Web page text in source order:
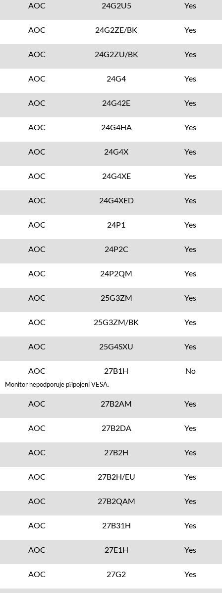
AOC 24G2U5 Yes
AOC 24G2ZE/BK Yes
AOC 24G2ZU/BK Yes
AOC 24G4 Yes
AOC 24G42E Yes
AOC 24G4HA Yes
AOC 24G4X Yes
AOC 24G4XE Yes
AOC 24G4XED Yes
AOC 24P1 Yes
AOC 24P2C Yes
AOC 24P2QM Yes
AOC 25G3ZM Yes
AOC 25G3ZM/BK Yes
AOC 25G4SXU Yes
AOC 27B1H No
Monitor nepodporuje připojení VESA.
AOC 27B2AM Yes
AOC 27B2DA Yes
AOC 27B2H Yes
AOC 27B2H/EU Yes
AOC 27B2QAM Yes
AOC 27B31H Yes
AOC 27E1H Yes
AOC 27G2 Yes